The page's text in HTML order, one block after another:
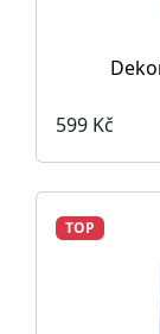
599 Kč
TOP